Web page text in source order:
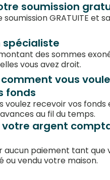
soumission
GRATUITE et
spécialiste
des sommes
vous avez droit.
vous
fonds
voulez recevoir vos fonds
au fil du temps.
votre argent
aucun paiement tant que
ou vendu votre maison.